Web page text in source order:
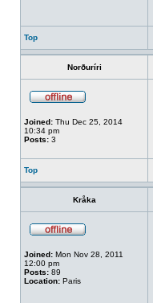
Top
Norðuríri
Joined: Thu Dec 25, 2014
10:34 pm
Posts: 3
Top
Kråka
Joined: Mon Nov 28, 2011
12:00 pm
Posts: 89
Location: Paris